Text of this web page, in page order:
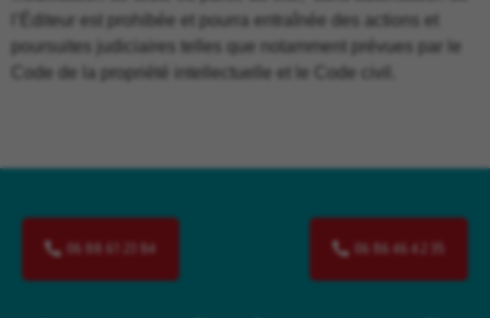
l’Éditeur est prohibée et pourra entraînée des actions et
poursuites judiciaires telles que notamment prévues par le
Code de la propriété intellectuelle et le Code civil.
06 86 46 42 35
06 88 61 23 84